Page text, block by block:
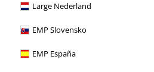
Large Nederland
EMP Slovensko
EMP España
alla moda